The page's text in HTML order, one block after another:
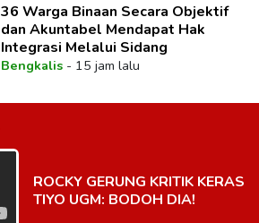
36 Warga Binaan Secara Objektif
dan Akuntabel Mendapat Hak
Integrasi Melalui Sidang
Bengkalis- 15 jam lalu
ROCKY GERUNG KRITIK KERAS
TIYO UGM: BODOH DIA!